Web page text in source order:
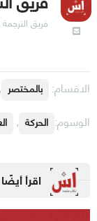
فريق
الاقسام: بالمختصر ,
الوسوم: الحركة ,
اقرأ